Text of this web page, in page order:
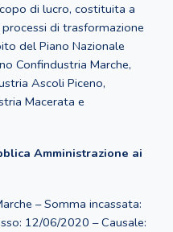
di lucro, costituita a
di trasformazione
del Piano Nazionale
Confindustria Marche,
Ascoli Piceno,
Macerata e
Amministrazione ai
– Somma incassata:
12/06/2020 – Causale: